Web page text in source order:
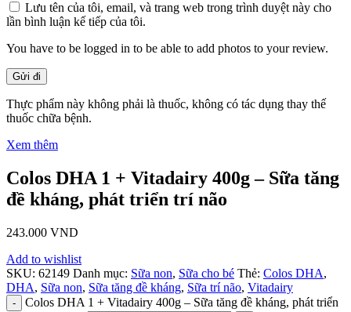
Lưu tên của tôi, email, và trang web trong trình duyệt này cho
lần bình luận kế tiếp của tôi.
You have to be logged in to be able to add photos to your review.
Thực phẩm này không phải là thuốc, không có tác dụng thay thế
thuốc chữa bệnh.
Xem thêm
Colos DHA 1 + Vitadairy 400g – Sữa tăng
đề kháng, phát triển trí não
243.000 VND
Add to wishlist
SKU: 62149 Danh mục: Sữa non, Sữa cho bé Thẻ: Colos DHA,
DHA, Sữa non, Sữa tăng đề kháng, Sữa trí não, Vitadairy
Colos DHA 1 + Vitadairy 400g – Sữa tăng đề kháng, phát triển